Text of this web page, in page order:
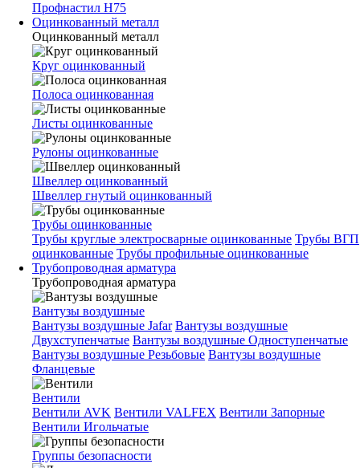
Профнастил Н75
Оцинкованный металл
Оцинкованный металл
Круг оцинкованный
Полоса оцинкованная
Листы оцинкованные
Рулоны оцинкованные
Швеллер оцинкованный
Швеллер гнутый оцинкованный
Трубы оцинкованные
Трубы круглые электросварные оцинкованные Трубы ВГП
оцинкованные Трубы профильные оцинкованные
Трубопроводная арматура
Трубопроводная арматура
Вантузы воздушные
Вантузы воздушные Jafar Вантузы воздушные
Двухступенчатые Вантузы воздушные Одноступенчатые
Вантузы воздушные Резьбовые Вантузы воздушные
Фланцевые
Вентили
Вентили AVK Вентили VALFEX Вентили Запорные
Вентили Игольчатые
Группы безопасности